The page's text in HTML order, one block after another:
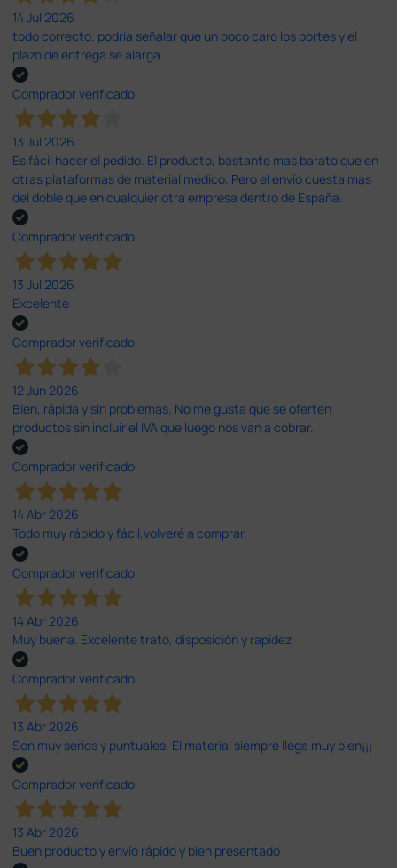
14 Jul 2026
todo correcto. podria señalar que un poco caro los portes y el
plazo de entrega se alarga.
Comprador verificado
13 Jul 2026
Es fácil hacer el pedido. El producto, bastante mas barato que en
otras plataformas de material médico. Pero el envío cuesta más
del doble que en cualquier otra empresa dentro de España.
Comprador verificado
13 Jul 2026
Excelente
Comprador verificado
12 Jun 2026
Bien, rápida y sin problemas. No me gusta que se oferten
productos sin incluir el IVA que luego nos van a cobrar.
Comprador verificado
14 Abr 2026
Todo muy rápido y fácil,volveré a comprar.
Comprador verificado
14 Abr 2026
Muy buena. Excelente trato, disposición y rapidez
Comprador verificado
13 Abr 2026
Son muy serios y puntuales. El material siempre llega muy bien¡¡¡
Comprador verificado
13 Abr 2026
Buen producto y envío rápido y bien presentado